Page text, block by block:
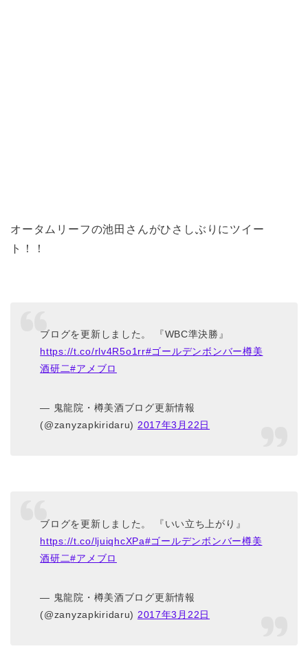
オータムリーフの池田さんがひさしぶりにツイー
ト！！
ブログを更新しました。 『WBC準決勝』
https://t.co/rlv4R5o1rr#ゴールデンボンバー樽美
酒研二#アメブロ
— 鬼龍院・樽美酒ブログ更新情報
(@zanyzapkiridaru) 2017年3月22日
ブログを更新しました。 『いい立ち上がり』
https://t.co/ljuiqhcXPa#ゴールデンボンバー樽美
酒研二#アメブロ
— 鬼龍院・樽美酒ブログ更新情報
(@zanyzapkiridaru) 2017年3月22日